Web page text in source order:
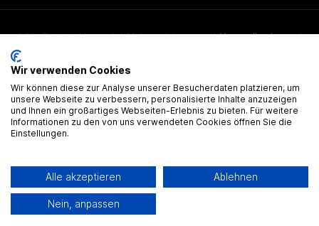
* Alle Preise inkl. gesetzl. Mehrwertsteuer zzgl.Versandkostenund
angegebenen Lieferzeiten beziehen sich auf Deutschland!
Alle Artikel sind, wenn nicht anders gekennzeichnet, ohne
gültige Zulassung
® Alle Markennamen, Warenzeichen und eingetragenen Warenzeichen
sind Eigentum Ihrer rechtmässigen Eigentümer und dienen hier nur der
Beschreibung.
Wir verwenden Cookies
Wir können diese zur Analyse unserer Besucherdaten platzieren, um
unsere Webseite zu verbessern, personalisierte Inhalte anzuzeigen
und Ihnen ein großartiges Webseiten-Erlebnis zu bieten. Für weitere
Informationen zu den von uns verwendeten Cookies öffnen Sie die
Einstellungen.
Alle akzeptieren Ablehnen
Nein, anpassen